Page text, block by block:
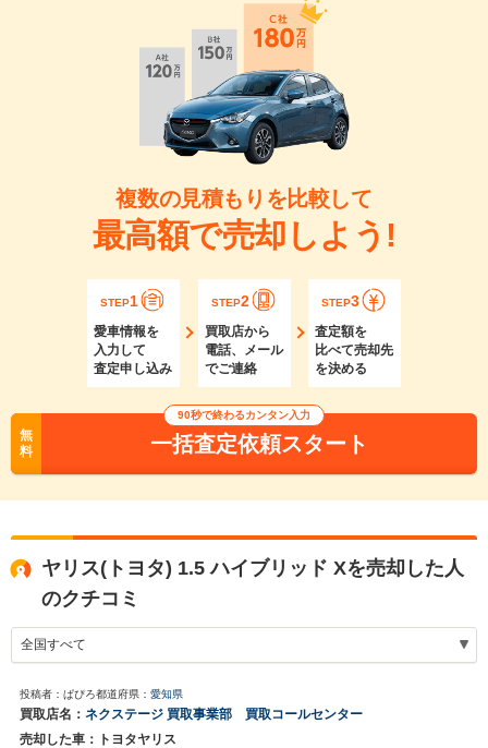
複数の見積もりを比較して
最高額で売却しよう!
STEP1
愛車情報を
入力して
査定申し込み
STEP2
買取店から
電話、メール
でご連絡
STEP3
査定額を
比べて売却先
を決める
無
料
90秒で終わるカンタン入力
一括査定依頼スタート
ヤリス(トヨタ) 1.5 ハイブリッド Xを売却した人
のクチコミ
投稿者：ぱぴろ都道府県： 愛知県
買取店名： ネクステージ 買取事業部 買取コールセンター
売却した車：トヨタヤリス